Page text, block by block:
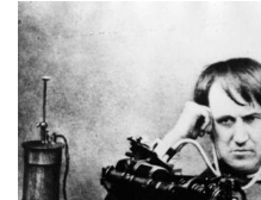
е
к
у
щ
е
й
д
а
т
ы
п
р